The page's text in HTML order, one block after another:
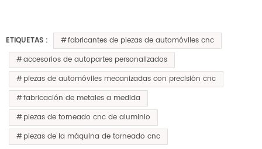
ETIQUETAS :
fabricantes de piezas de automóviles cnc
accesorios de autopartes personalizados
piezas de automóviles mecanizadas con precisión cnc
fabricación de metales a medida
piezas de torneado cnc de aluminio
piezas de la máquina de torneado cnc